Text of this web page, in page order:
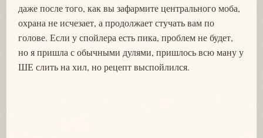
даже после того, как вы зафармите центрального моба,
охрана не исчезает, а продолжает стучать вам по
голове. Если у спойлера есть пика, проблем не будет,
но я пришла с обычными дулями, пришлось всю ману у
ШЕ слить на хил, но рецепт выспойлился.